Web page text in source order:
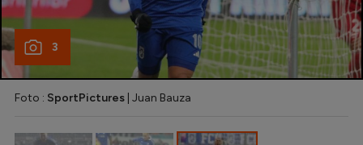
3
Foto : SportPictures | Juan Bauza